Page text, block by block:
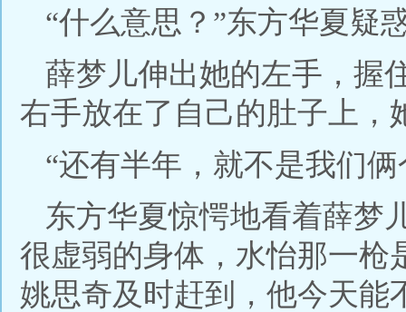
“什么意思？”东方华夏疑
薛梦儿伸出她的左手，握
右手放在了自己的肚子上，
“还有半年，就不是我们
东方华夏惊愕地看着薛梦
很虚弱的身体，水怡那一枪
姚思奇及时赶到，他今天能